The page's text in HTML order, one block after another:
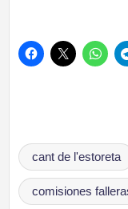
Etiquetas:
cant de l'estoreta
comisiones